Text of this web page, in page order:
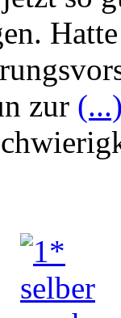
zur